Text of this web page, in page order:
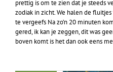
prettig is om te zien dat je steeds
zodiak in zicht. We halen de
te vergeefs Na zo’n 20 minuten
gered, ik kan je zeggen, dit was
boven komt is het dan ook eens